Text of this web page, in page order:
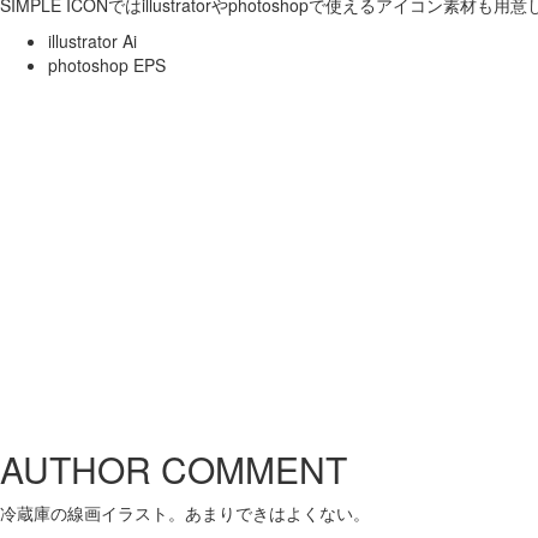
illustrator Ai
photoshop EPS
AUTHOR COMMENT
冷蔵庫の線画イラスト。あまりできはよくない。